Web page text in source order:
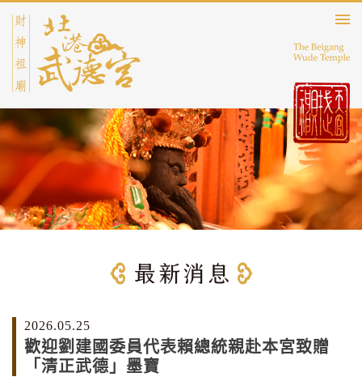
2026.05.25
歡迎劉建國委員代表賴總統親赴本宮致贈
「清正武德」墨寶